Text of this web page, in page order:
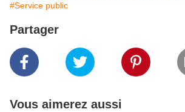
#Service public
Partager
Vous aimerez aussi